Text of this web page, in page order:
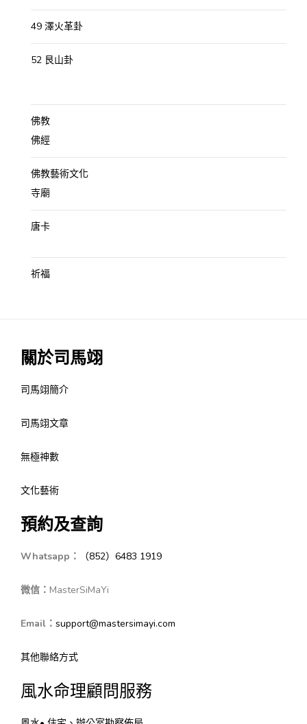
49 澤火革卦
52 艮山卦
佛教
佛經
佛教藝術文化
寺廟
唐卡
祈福
關於司馬翊
司馬翊簡介
司馬翊文章
無極神數
文化藝術
預約及查詢
Whatsapp： （852）6483 1919
微信： MasterSiMaYi
Email： support@mastersimayi.com
其他聯絡方式
風水命理顧問服務